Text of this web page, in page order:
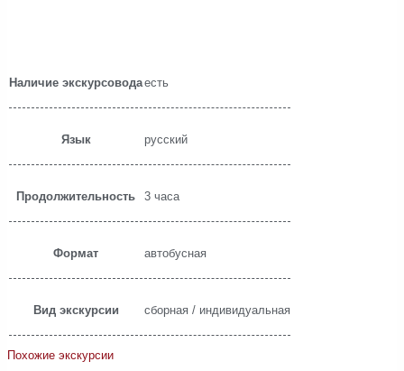
Наличие экскурсоводаесть
Язык русский
Продолжительность 3 часа
Формат автобусная
Вид экскурсии сборная / индивидуальная
Похожие экскурсии